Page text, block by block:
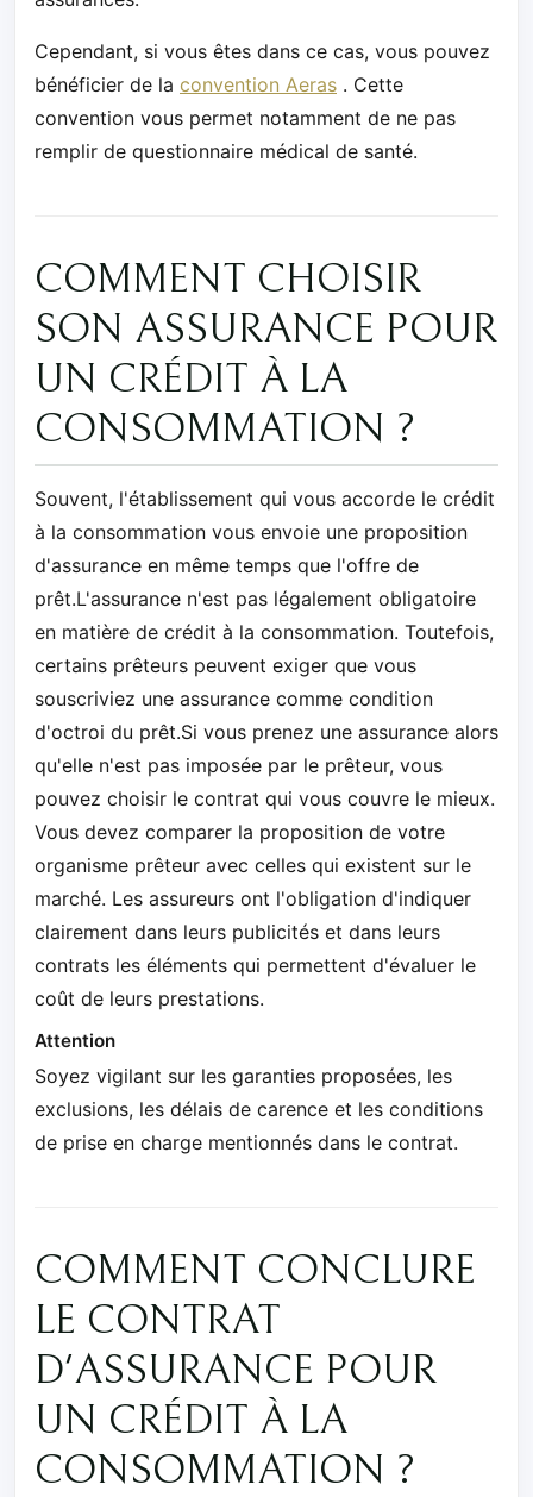
Cependant, si vous êtes dans ce cas, vous pouvez
bénéficier de la convention Aeras . Cette
convention vous permet notamment de ne pas
remplir de questionnaire médical de santé.
COMMENT CHOISIR
SON ASSURANCE POUR
UN CRÉDIT À LA
CONSOMMATION ?
Souvent, l'établissement qui vous accorde le crédit
à la consommation vous envoie une proposition
d'assurance en même temps que l'offre de
prêt.L'assurance n'est pas légalement obligatoire
en matière de crédit à la consommation. Toutefois,
certains prêteurs peuvent exiger que vous
souscriviez une assurance comme condition
d'octroi du prêt.Si vous prenez une assurance alors
qu'elle n'est pas imposée par le prêteur, vous
pouvez choisir le contrat qui vous couvre le mieux.
Vous devez comparer la proposition de votre
organisme prêteur avec celles qui existent sur le
marché. Les assureurs ont l'obligation d'indiquer
clairement dans leurs publicités et dans leurs
contrats les éléments qui permettent d'évaluer le
coût de leurs prestations.
Attention
Soyez vigilant sur les garanties proposées, les
exclusions, les délais de carence et les conditions
de prise en charge mentionnés dans le contrat.
COMMENT CONCLURE
LE CONTRAT
D'ASSURANCE POUR
UN CRÉDIT À LA
CONSOMMATION ?